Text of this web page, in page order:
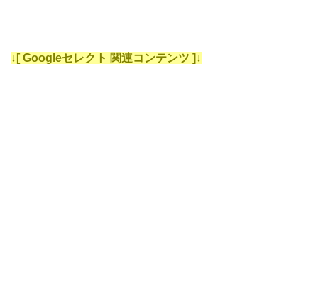
↓[ Googleセレクト 関連コンテンツ ]↓